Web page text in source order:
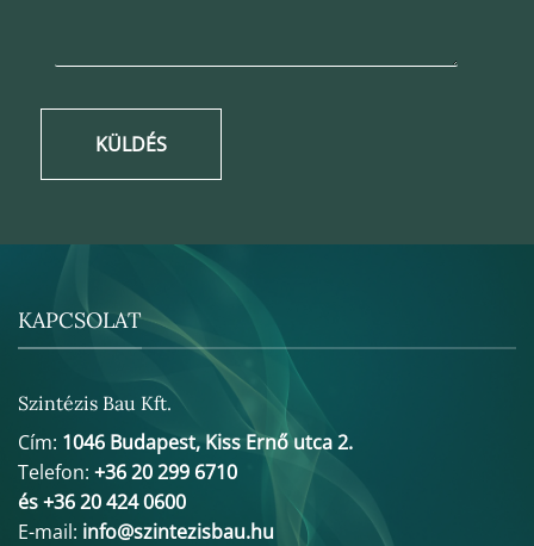
KÜLDÉS
KAPCSOLAT
Szintézis Bau Kft.
Cím: 1046 Budapest, Kiss Ernő utca 2.
Telefon: +36 20 299 6710
és +36 20 424 0600
E-mail: info@szintezisbau.hu